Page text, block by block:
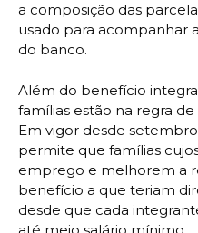
a composição das
usado para acompanhar
do banco.
Além do benefício
famílias estão na regra
Em vigor desde
permite que famílias
emprego e melhorem a
benefício a que teriam
desde que cada